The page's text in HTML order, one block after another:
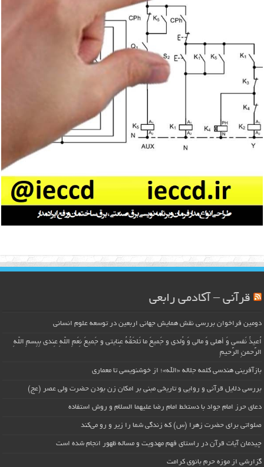
قرآنی – آکادمی رابعی
دومین فراخوان بررسی نقش همایش جهانی اربعین در توسعه علوم انسانی
اُعیذُ نَفسی وَ أهلی وَ مالی وَ وُلدی و جَمیعَ ما تَلحَقُهُ عِنایتی و جَمیعَ نِعَمِ اللّهِ عِندی بِبِسمِ اللّهِ
الرَّحمنِ الرَّحیمِ
بازآفرینی هندسی کلمه جلاله «الله»؛ از خوشنویسی تا معماری
بررسی دلایل قرآنی و روایی و تاریخی مبنی بر امکان زن بودن حضرت ولی عصر (عج)
دعای حرز امام جواد با دستخط امام رضا علیهما السلام و روش استفاده
صلواتی برای حضرت زهرا (س) که زندگی شما را زیر و رو می‌کند
چیدمان آیات قرآن در راستای فهم مهدویت و مساله ظهور انجام شده است
گزارشی از موزه حرم بانوی کرامت